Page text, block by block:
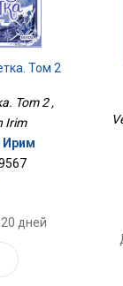
Том 2
Tom 2 ,
Irim
Ирим
дней